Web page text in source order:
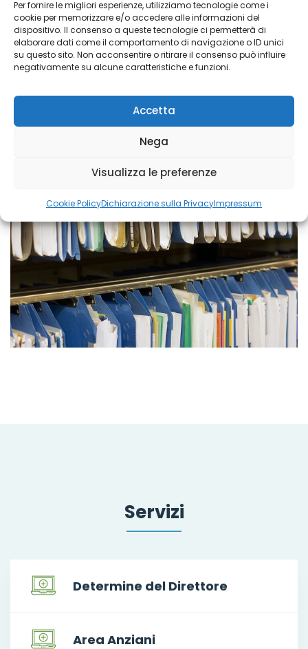
Per fornire le migliori esperienze, utilizziamo tecnologie come i
cookie per memorizzare e/o accedere alle informazioni del
dispositivo. Il consenso a queste tecnologie ci permetterà di
elaborare dati come il comportamento di navigazione o ID unici
su questo sito. Non acconsentire o ritirare il consenso può influire
negativamente su alcune caratteristiche e funzioni.
Accetta
Nega
Visualizza le preferenze
Cookie PolicyDichiarazione sulla PrivacyImpressum
Servizi
Determine del Direttore
Area Anziani